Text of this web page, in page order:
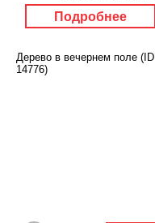
Подробнее
Дерево в вечернем поле (ID
14776)